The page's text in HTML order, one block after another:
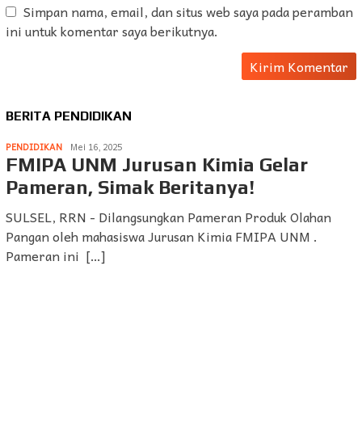
Simpan nama, email, dan situs web saya pada peramban
ini untuk komentar saya berikutnya.
BERITA PENDIDIKAN
PENDIDIKAN Mei 16, 2025
FMIPA UNM Jurusan Kimia Gelar
Pameran, Simak Beritanya!
SULSEL, RRN - Dilangsungkan Pameran Produk Olahan
Pangan oleh mahasiswa Jurusan Kimia FMIPA UNM .
Pameran ini […]